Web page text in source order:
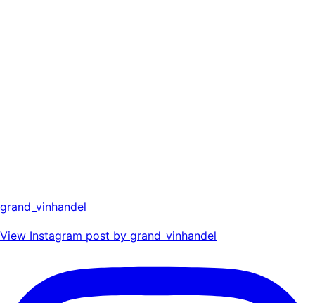
grand_vinhandel
View Instagram post by grand_vinhandel